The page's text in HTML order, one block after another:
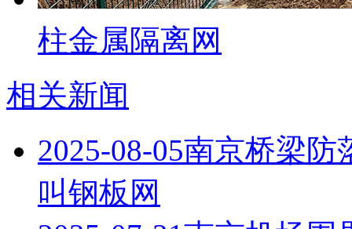
柱金属隔离网
相关新闻
2025-08-05南京桥梁防
叫钢板网